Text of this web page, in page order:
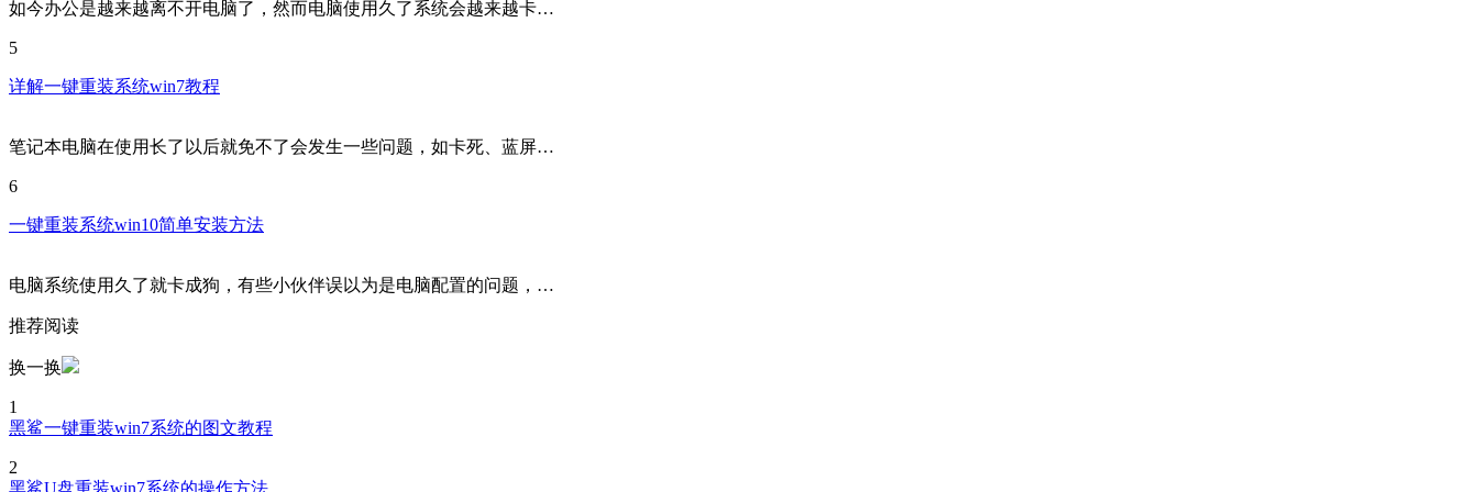
如今办公是越来越离不开电脑了，然而电脑使用久了系统会越来越卡…
5
详解一键重装系统win7教程
笔记本电脑在使用长了以后就免不了会发生一些问题，如卡死、蓝屏…
6
一键重装系统win10简单安装方法
电脑系统使用久了就卡成狗，有些小伙伴误以为是电脑配置的问题，…
推荐阅读
换一换
1
黑鲨一键重装win7系统的图文教程
2